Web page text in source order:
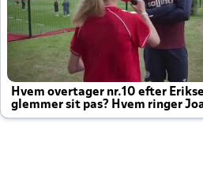
Hvem overtager nr.10 efter
glemmer sit pas? Hvem ringer
altid til efter kampe?